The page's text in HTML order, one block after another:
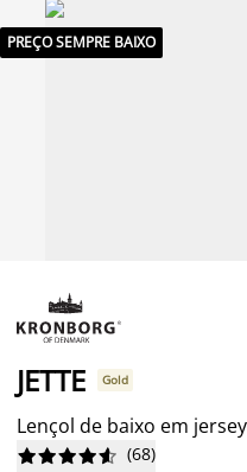
PREÇO SEMPRE BAIXO
JETTE Gold
Lençol de baixo em





 (68)